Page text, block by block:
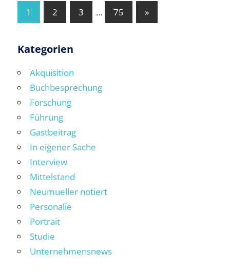
Seitennummerierung
Beiträge
1 2 3 … 75
Nächste
Beiträge
»
Kategorien
Akquisition
Buchbesprechung
Forschung
Führung
Gastbeitrag
In eigener Sache
Interview
Mittelstand
Neumueller notiert
Personalie
Portrait
Studie
Unternehmensnews